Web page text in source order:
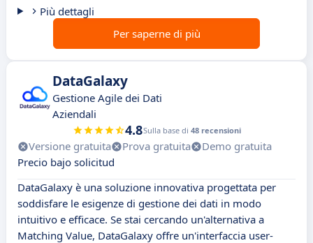
Più dettagli
Per saperne di più
DataGalaxy
Gestione Agile dei Dati
Aziendali
4.8Sulla base di 48 recensioni
Versione gratuita Prova gratuita
Demo gratuita
Precio bajo solicitud
DataGalaxy è una soluzione innovativa progettata per
soddisfare le esigenze di gestione dei dati in modo
intuitivo e efficace. Se stai cercando un'alternativa a
Matching Value, DataGalaxy offre un'interfaccia user-